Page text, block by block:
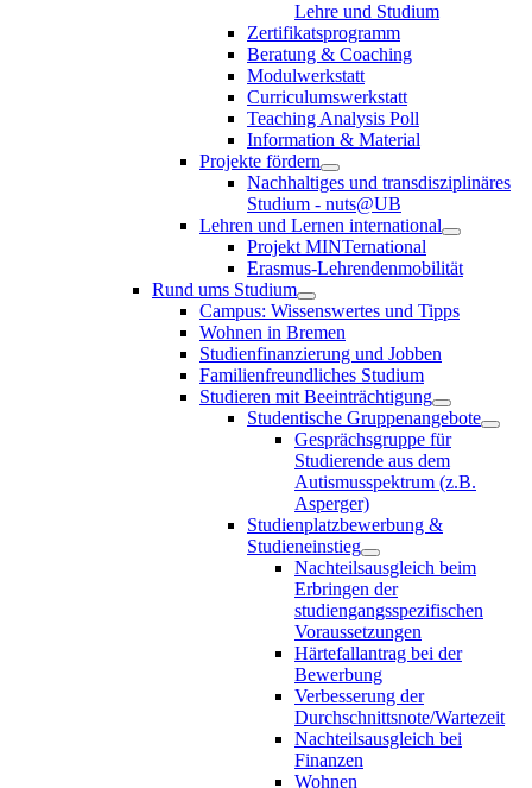
Lehre und Studium
Zertifikatsprogramm
Beratung & Coaching
Modulwerkstatt
Curriculumswerkstatt
Teaching Analysis Poll
Information & Material
Projekte fördern
Nachhaltiges und transdisziplinäres
Studium - nuts@UB
Lehren und Lernen international
Projekt MINTernational
Erasmus-Lehrendenmobilität
Rund ums Studium
Campus: Wissenswertes und Tipps
Wohnen in Bremen
Studienfinanzierung und Jobben
Familienfreundliches Studium
Studieren mit Beeinträchtigung
Studentische Gruppenangebote
Gesprächsgruppe für
Studierende aus dem
Autismusspektrum (z.B.
Asperger)
Studienplatzbewerbung &
Studieneinstieg
Nachteilsausgleich beim
Erbringen der
studiengangsspezifischen
Voraussetzungen
Härtefallantrag bei der
Bewerbung
Verbesserung der
Durchschnittsnote/Wartezeit
Nachteilsausgleich bei
Finanzen
Wohnen